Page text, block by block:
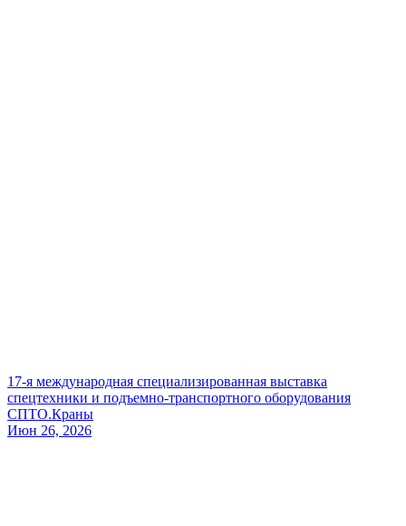
17-я международная специализированная выставка
спецтехники и подъемно-транспортного оборудования
СПТО.Краны
Июн 26, 2026